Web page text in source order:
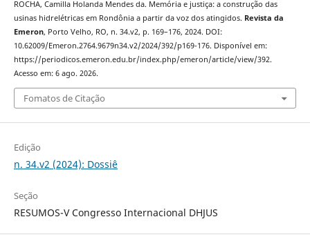
ROCHA, Camilla Holanda Mendes da. Memória e justiça: a construção das
usinas hidrelétricas em Rondônia a partir da voz dos atingidos. Revista da
Emeron, Porto Velho, RO, n. 34.v2, p. 169–176, 2024. DOI:
10.62009/Emeron.2764.9679n34.v2/2024/392/p169-176. Disponível em:
https://periodicos.emeron.edu.br/index.php/emeron/article/view/392.
Acesso em: 6 ago. 2026.
Fomatos de Citação
Edição
n. 34.v2 (2024): Dossiê
Seção
RESUMOS-V Congresso Internacional DHJUS